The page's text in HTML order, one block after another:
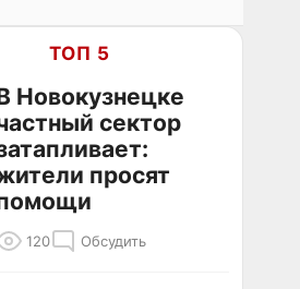
ТОП 5
Новокузнецке
сектор
просят
120 Обсудить